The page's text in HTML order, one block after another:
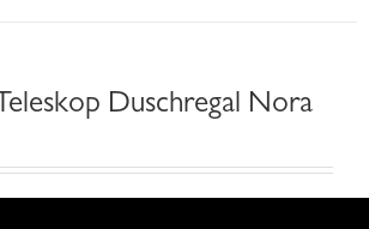
Teleskop Duschregal Nora